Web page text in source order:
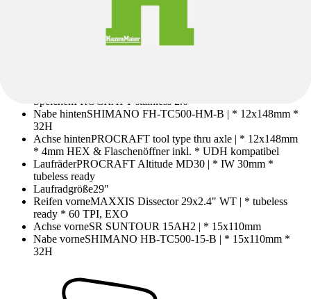
SpeichenPROCRAFT stainless 2.0
Nabe hintenSHIMANO FH-TC500-HM-B | * 12x148mm *
32H
Achse hintenPROCRAFT tool type thru axle | * 12x148mm
* 4mm HEX & Flaschenöffner inkl. * UDH kompatibel
LaufräderPROCRAFT Altitude MD30 | * IW 30mm *
tubeless ready
Laufradgröße29"
Reifen vorneMAXXIS Dissector 29x2.4" WT | * tubeless
ready * 60 TPI, EXO
Achse vorneSR SUNTOUR 15AH2 | * 15x110mm
Nabe vorneSHIMANO HB-TC500-15-B | * 15x110mm *
32H